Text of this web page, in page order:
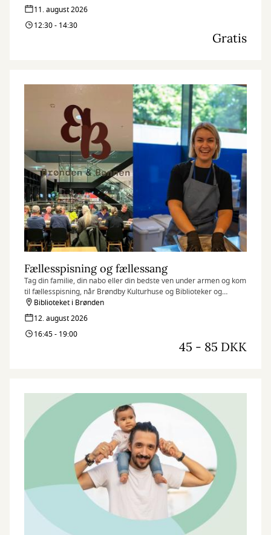
11. august 2026
12:30 - 14:30
Gratis
Fællesspisning og fællessang
Tag din familie, din nabo eller din bedste ven under armen og kom
til fællesspisning, når Brøndby Kulturhuse og Biblioteker og
Brønden & Bønnen inviterer til fællesspisning i Kulturhuset
Brønden.
Biblioteket i Brønden
12. august 2026
16:45 - 19:00
45 - 85 DKK